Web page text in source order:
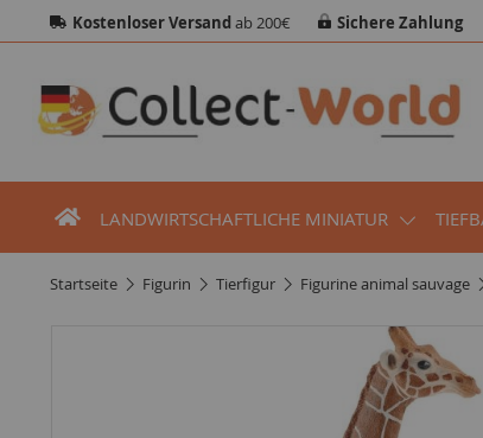
Kostenloser Versandab 200€ Sichere Zahlung
LANDWIRTSCHAFTLICHE MINIATUR
startseite figurin tierfigur figurine animal sauvage